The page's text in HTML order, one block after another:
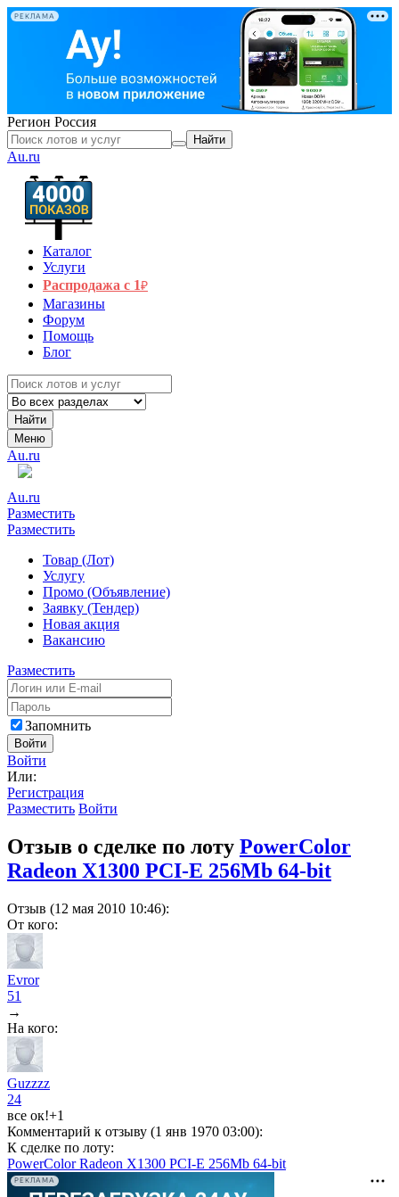
РЕКЛАМА
Регион Россия
Найти
Au.ru
Каталог
Услуги
Распродажа с 1₽
Магазины
Форум
Помощь
Блог
Найти
Меню
Au.ru
Au.ru
Разместить
Разместить
Товар (Лот)
Услугу
Промо (Объявление)
Заявку (Тендер)
Новая акция
Вакансию
Разместить
Запомнить
Войти
Войти
Или:
Регистрация
Разместить Войти
Отзыв о сделке по лоту PowerColor
Radeon X1300 PCI-E 256Mb 64-bit
Отзыв (12 мая 2010 10:46):
От кого:
Evror
51
→
На кого:
Guzzzz
24
все ок!+1
Комментарий к отзыву (1 янв 1970 03:00):
К сделке по лоту:
PowerColor Radeon X1300 PCI-E 256Mb 64-bit
РЕКЛАМА